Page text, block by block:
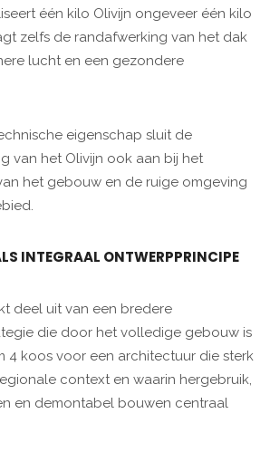
één kilo Olivijn ongeveer één kilo
zelfs de randafwerking van het dak
lucht en een gezondere
eigenschap sluit de
van het Olivijn ook aan bij het
het gebouw en de ruige omgeving
INTEGRAAL ONTWERPPRINCIPE
deel uit van een bredere
die door het volledige gebouw is
4 koos voor een architectuur die sterk
context en waarin hergebruik,
en demontabel bouwen centraal